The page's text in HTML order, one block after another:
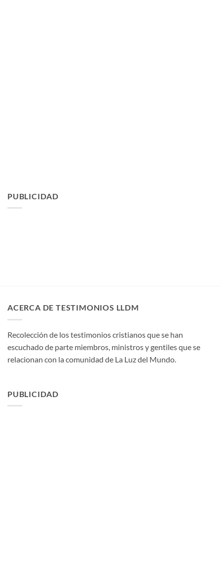
PUBLICIDAD
ACERCA DE TESTIMONIOS LLDM
Recolección de los testimonios cristianos que se han
escuchado de parte miembros, ministros y gentiles que se
relacionan con la comunidad de La Luz del Mundo.
PUBLICIDAD